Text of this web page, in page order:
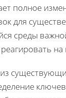
полное
для
среды